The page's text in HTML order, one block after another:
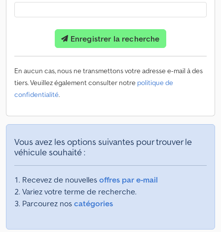
Enregistrer la recherche
En aucun cas, nous ne transmettons votre adresse e-mail à des
tiers. Veuillez également consulter notre politique de
confidentialité.
Vous avez les options suivantes pour trouver le
véhicule souhaité :
Recevez de nouvelles offres par e-mail
Variez votre terme de recherche.
Parcourez nos catégories